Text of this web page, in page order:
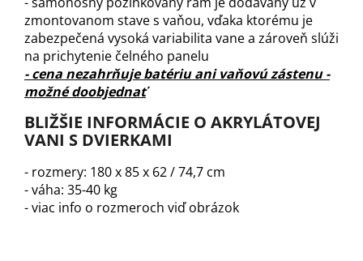
zmontovanom stave s vaňou, vďaka ktorému je
zabezpečená vysoká variabilita vane a zároveň slúži
na prichytenie čelného panelu
- cena nezahrňuje batériu ani vaňovú zástenu -
možné doobjednať
BLIŽŠIE INFORMÁCIE O AKRYLÁTOVEJ
VANI S DVIERKAMI
- rozmery: 180 x 85 x 62 / 74,7 cm
- váha: 35-40 kg
- viac info o rozmeroch viď obrázok